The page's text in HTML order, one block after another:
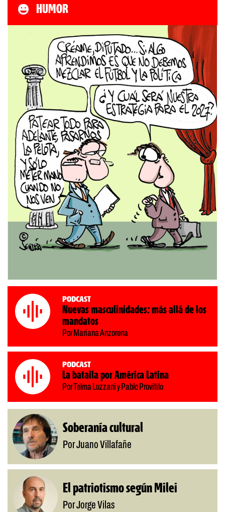
HUMOR
Podcast
Nuevas masculinidades: más allá de los
mandatos
Por Mariana Anzorena
Podcast
La batalla por América Latina
Por Telma Luzzani y Pablo Provitilo
Soberanía cultural
Por Juano Villafañe
El patriotismo según Milei
Por Jorge Vilas